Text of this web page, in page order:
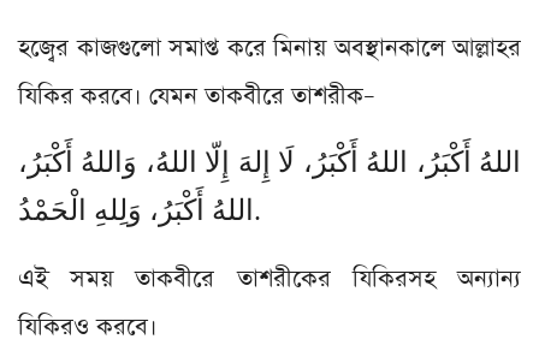
হজ্বের কাজগুলো সমাপ্ত করে মিনায় অবস্থানকালে আল্লাহর
যিকির করবে। যেমন তাকবীরে তাশরীক–
اللهُ أَكْبَرُ، اللهُ أَكْبَرُ، لَا إِلهَ إِلّا اللهُ، وَاللهُ أَكْبَرُ،
اللهُ أَكْبَرُ، وَلِلهِ الْحَمْدُ.
এই সময় তাকবীরে তাশরীকের যিকিরসহ অন্যান্য
যিকিরও করবে।